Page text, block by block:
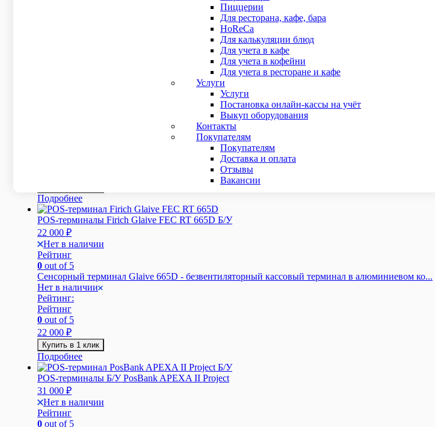
Пиццерии
Для ресторана, кафе, бара
HoReCa
Для калькуляции блюд
Для учета в кафе
Для учета в кофейни
Для учета в ресторане и кафе
Услуги
Услуги
Постановка онлайн-кассы на учёт
Выкуп оборудования
Контакты
Покупателям
Покупателям
Доставка и оплата
Отзывы
Вакансии
POS-терминалы БУ Wincor-Nixdorf Beetle M-II Plus
Компьютер для организации POS* терминала Wincor-Nixdorf Beetle M-II Plus предназначен для ...
Подробнее
POS-терминалы Firich Glaive FEC RT 665D Б/У
22 000 ₽
Нет в наличии
Рейтинг
0 out of 5
Сенсорный терминал Glaive 665D - безвентиляторный кассовый терминал в алюминиевом ко...
Нет в наличии
Рейтинг:
Рейтинг
0 out of 5
22 000 ₽
Купить в 1 клик
Подробнее
POS-терминалы Б/У PosBank APEXA II Project
31 000 ₽
Нет в наличии
Рейтинг
0 out of 5